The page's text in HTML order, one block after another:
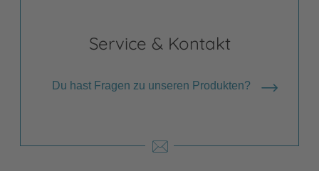
Service & Kontakt
Du hast Fragen zu unseren Produkten?